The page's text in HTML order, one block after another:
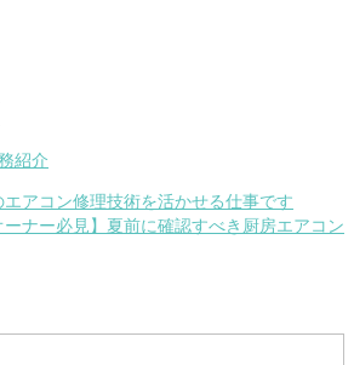
紹介
エアコン修理技術を活かせる仕事です
ーナー必見】夏前に確認すべき厨房エアコン